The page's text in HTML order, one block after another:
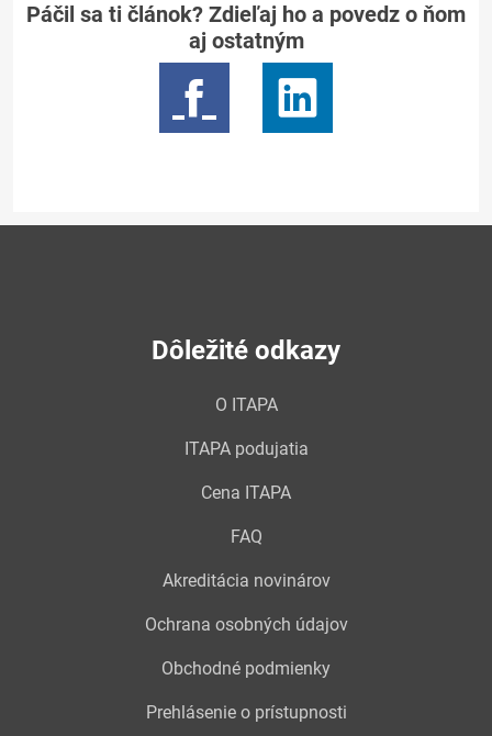
Páčil sa ti článok? Zdieľaj ho a povedz o ňom
aj ostatným
Dôležité odkazy
O ITAPA
ITAPA podujatia
Cena ITAPA
FAQ
Akreditácia novinárov
Ochrana osobných údajov
Obchodné podmienky
Prehlásenie o prístupnosti